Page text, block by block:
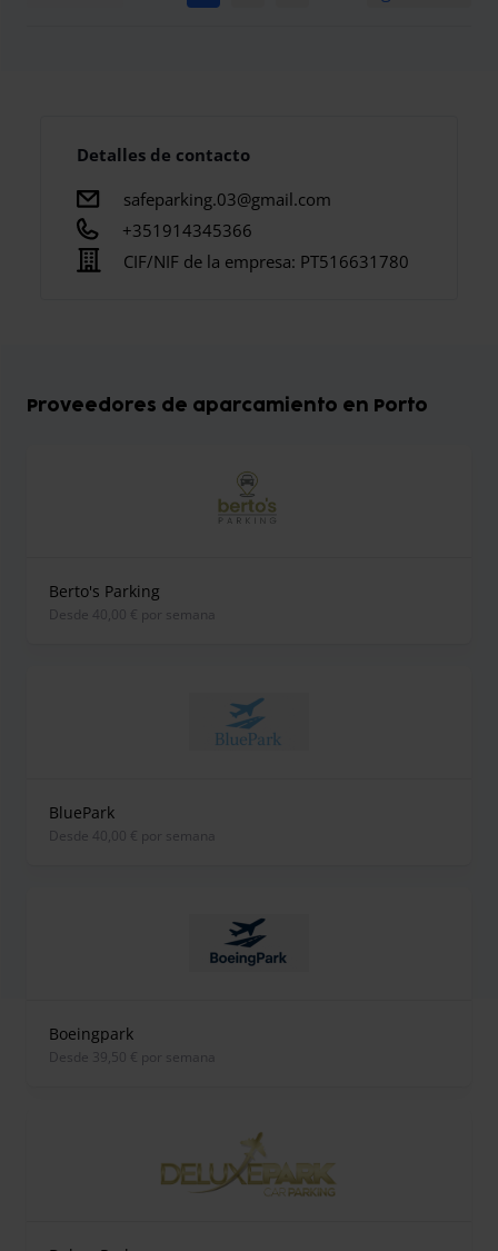
Detalles de contacto
safeparking.03@gmail.com
+351914345366
CIF/NIF de la empresa: PT516631780
Proveedores de aparcamiento en Porto
Berto's Parking
desde 40,00 € por semana
BluePark
desde 40,00 € por semana
Boeingpark
desde 39,50 € por semana